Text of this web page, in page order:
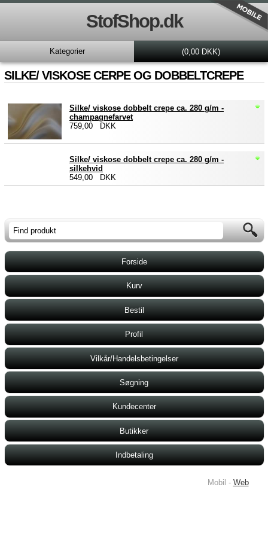
StofShop.dk
Kategorier (0,00 DKK)
SILKE/ VISKOSE CERPE OG DOBBELTCREPE
Silke/ viskose dobbelt crepe ca. 280 g/m -
champagnefarvet
759,00 DKK
Silke/ viskose dobbelt crepe ca. 280 g/m -
silkehvid
549,00 DKK
Forside
Kurv
Bestil
Profil
Vilkår/Handelsbetingelser
Søgning
Kundecenter
Butikker
Indbetaling
Mobil - Web